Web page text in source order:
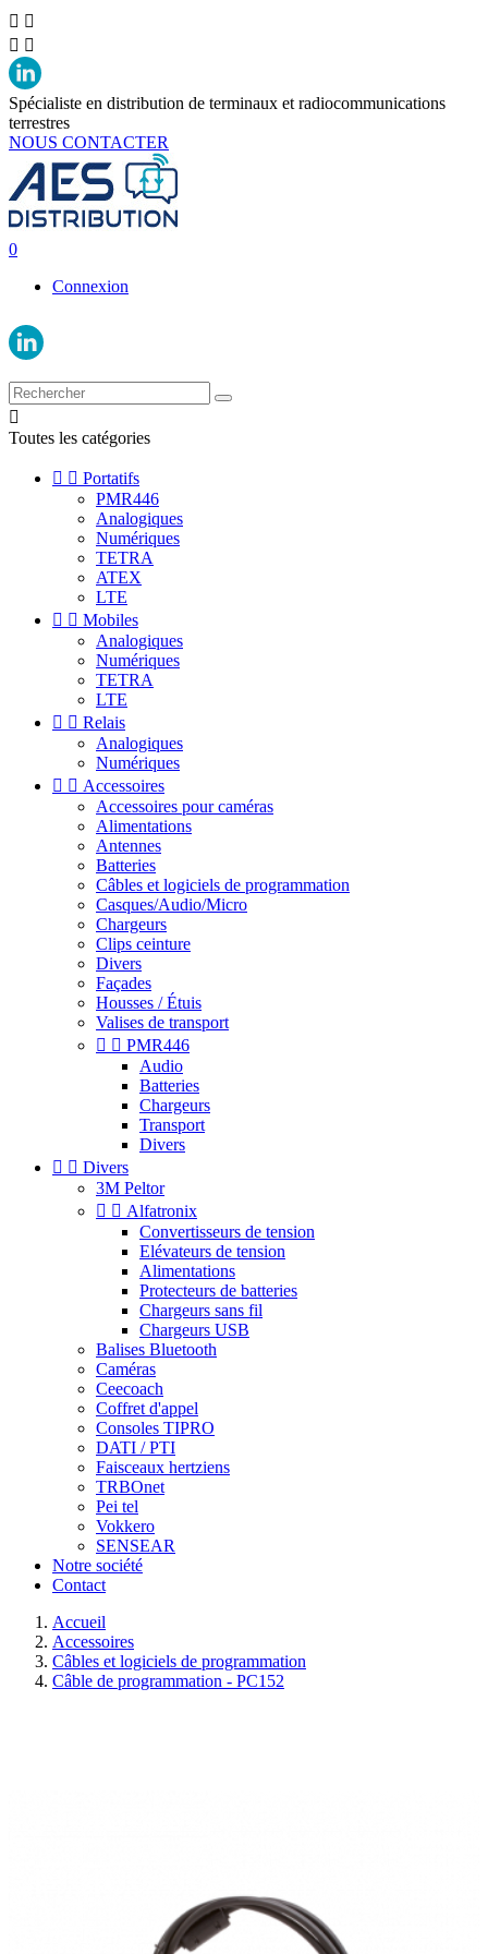
 
 
Spécialiste en distribution de terminaux et radiocommunications
terrestres
NOUS CONTACTER
0
Connexion

Toutes les catégories
  Portatifs
PMR446
Analogiques
Numériques
TETRA
ATEX
LTE
  Mobiles
Analogiques
Numériques
TETRA
LTE
  Relais
Analogiques
Numériques
  Accessoires
Accessoires pour caméras
Alimentations
Antennes
Batteries
Câbles et logiciels de programmation
Casques/Audio/Micro
Chargeurs
Clips ceinture
Divers
Façades
Housses / Étuis
Valises de transport
  PMR446
Audio
Batteries
Chargeurs
Transport
Divers
  Divers
3M Peltor
  Alfatronix
Convertisseurs de tension
Elévateurs de tension
Alimentations
Protecteurs de batteries
Chargeurs sans fil
Chargeurs USB
Balises Bluetooth
Caméras
Ceecoach
Coffret d'appel
Consoles TIPRO
DATI / PTI
Faisceaux hertziens
TRBOnet
Pei tel
Vokkero
SENSEAR
Notre société
Contact
Accueil
Accessoires
Câbles et logiciels de programmation
Câble de programmation - PC152